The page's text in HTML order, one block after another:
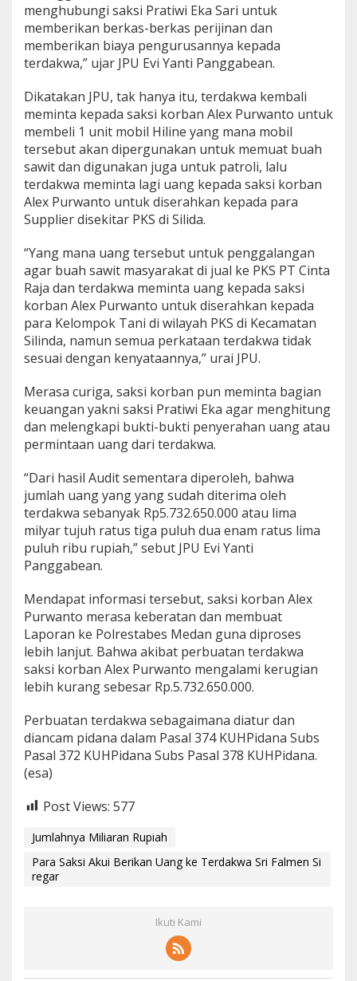
menghubungi saksi Pratiwi Eka Sari untuk
memberikan berkas-berkas perijinan dan
memberikan biaya pengurusannya kepada
terdakwa,” ujar JPU Evi Yanti Panggabean.
Dikatakan JPU, tak hanya itu, terdakwa kembali
meminta kepada saksi korban Alex Purwanto untuk
membeli 1 unit mobil Hiline yang mana mobil
tersebut akan dipergunakan untuk memuat buah
sawit dan digunakan juga untuk patroli, lalu
terdakwa meminta lagi uang kepada saksi korban
Alex Purwanto untuk diserahkan kepada para
Supplier disekitar PKS di Silida.
“Yang mana uang tersebut untuk penggalangan
agar buah sawit masyarakat di jual ke PKS PT Cinta
Raja dan terdakwa meminta uang kepada saksi
korban Alex Purwanto untuk diserahkan kepada
para Kelompok Tani di wilayah PKS di Kecamatan
Silinda, namun semua perkataan terdakwa tidak
sesuai dengan kenyataannya,” urai JPU.
Merasa curiga, saksi korban pun meminta bagian
keuangan yakni saksi Pratiwi Eka agar menghitung
dan melengkapi bukti-bukti penyerahan uang atau
permintaan uang dari terdakwa.
“Dari hasil Audit sementara diperoleh, bahwa
jumlah uang yang yang sudah diterima oleh
terdakwa sebanyak Rp5.732.650.000 atau lima
milyar tujuh ratus tiga puluh dua enam ratus lima
puluh ribu rupiah,” sebut JPU Evi Yanti
Panggabean.
Mendapat informasi tersebut, saksi korban Alex
Purwanto merasa keberatan dan membuat
Laporan ke Polrestabes Medan guna diproses
lebih lanjut. Bahwa akibat perbuatan terdakwa
saksi korban Alex Purwanto mengalami kerugian
lebih kurang sebesar Rp.5.732.650.000.
Perbuatan terdakwa sebagaimana diatur dan
diancam pidana dalam Pasal 374 KUHPidana Subs
Pasal 372 KUHPidana Subs Pasal 378 KUHPidana.
(esa)
Post Views: 577
Jumlahnya Miliaran Rupiah
Para Saksi Akui Berikan Uang ke Terdakwa Sri Falmen Si
regar
Ikuti Kami